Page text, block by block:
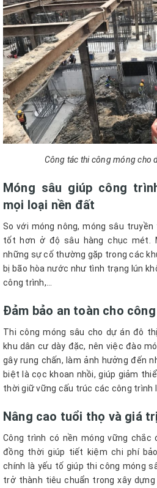
Công tác thi công móng cho
Móng sâu giúp công
mọi loại nền đất
So với móng nông, móng sâu
tốt hơn ở độ sâu hàng chục mét.
những sự cố thường gặp trong các
bị bão hòa nước như tình trạng lún
công trình,...
Đảm bảo an toàn cho
Thi công móng sâu cho dự án đô
khu dân cư dày đặc, nên việc đào
gây rung chấn, làm ảnh hưởng đến
biệt là cọc khoan nhồi, giúp giảm
thời giữ vững cấu trúc các công trình
Nâng cao tuổi thọ và giá
Công trình có nền móng vững chắc
đồng thời giúp tiết kiệm chi phí
chính là yếu tố giúp thi công móng
trở thành tiêu chuẩn trong xây